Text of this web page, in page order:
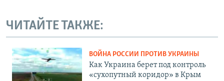
ЧИТАЙТЕ ТАКЖЕ:
ВОЙНА РОССИИ ПРОТИВ УКРАИНЫ
Как Украина берет под контроль
«сухопутный коридор» в Крым